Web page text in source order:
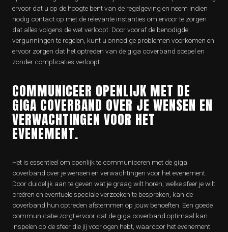
ervoor dat u op de hoogte bent van de regelgeving en neem indien
nodig contact op met de relevante instanties om ervoor te zorgen
dat alles volgens de wet verloopt. Door vooraf de benodigde
vergunningen te regelen, kunt u onnodige problemen voorkomen en
ervoor zorgen dat het optreden van de giga coverband soepel en
zonder complicaties verloopt.
COMMUNICEER OPENLIJK MET DE
GIGA COVERBAND OVER JE WENSEN EN
VERWACHTINGEN VOOR HET
EVENEMENT.
Het is essentieel om openlijk te communiceren met de giga
coverband over je wensen en verwachtingen voor het evenement.
Door duidelijk aan te geven wat je graag wilt horen, welke sfeer je wilt
creëren en eventuele speciale verzoeken te bespreken, kan de
coverband hun optreden afstemmen op jouw behoeften. Een goede
communicatie zorgt ervoor dat de giga coverband optimaal kan
inspelen op de sfeer die jij voor ogen hebt, waardoor het evenement